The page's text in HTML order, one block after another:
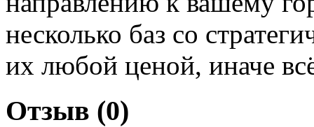
несколько баз со
их любой ценой, иначе
Отзыв (0)